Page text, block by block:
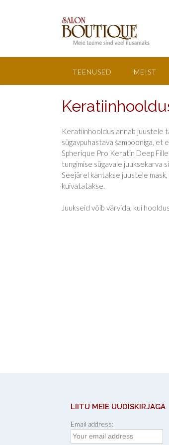
TEENUSED MEIST
Keratiinhooldus annab juustele
sügavpuhastava šampooniga,
Spherique Pro Keratin Deep
tungimise sügavale juuksekarva
Seejärel kantakse juustele
kuivatatakse.
Juukseid võib värvida, kui
LIITU MEIE UUDISKIRJAGA
Email address: